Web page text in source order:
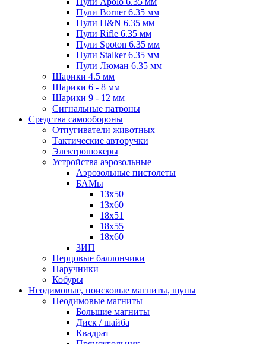
Пули Borner 6.35 мм
Пули H&N 6.35 мм
Пули Rifle 6.35 мм
Пули Spoton 6.35 мм
Пули Stalker 6.35 мм
Пули Люман 6.35 мм
Шарики 4.5 мм
Шарики 6 - 8 мм
Шарики 9 - 12 мм
Сигнальные патроны
Средства самообороны
Отпугиватели животных
Тактические авторучки
Электрошокеры
Устройства аэрозольные
Аэрозольные пистолеты
БАМы
13х50
13х60
18х51
18х55
18х60
ЗИП
Перцовые баллончики
Наручники
Кобуры
Неодимовые, поисковые магниты, щупы
Неодимовые магниты
Большие магниты
Диск / шайба
Квадрат